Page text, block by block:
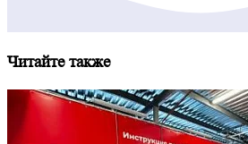
Читайте также